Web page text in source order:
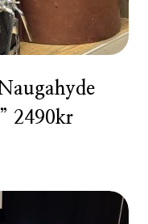
2490kr